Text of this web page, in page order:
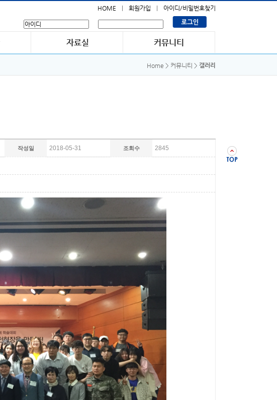
HOME 회원가입 아이디/비밀번호찾기
Home > 커뮤니티 > 갤러리
작성일 2018-05-31 조회수 2845